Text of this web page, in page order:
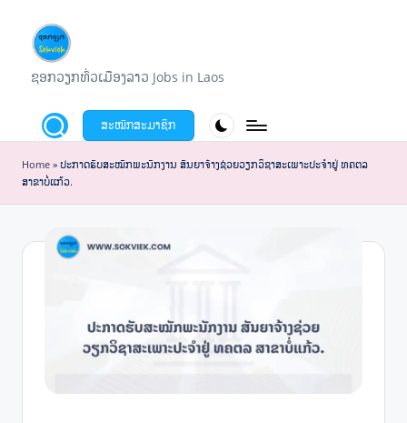
content
ຊ
ກ
ວ
ຽ
ຊອກວຽກທົ່ວເມືອງລາວ Jobs in Laos
ສະໝັກສະມາຊິກ
Home » ປະກາດຮັບສະໝັກພະນັກງານ ສັນຍາຈ້າງຊ່ວຍວຽກວິຊາສະເພາະປະຈໍາຢູ່ ທຄຕລ
ສາຂາບໍ່ແກ້ວ.